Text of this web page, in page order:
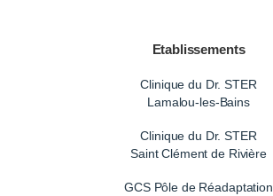
Etablissements
Clinique du Dr. STER
Lamalou-les-Bains
Clinique du Dr. STER
Saint Clément de Rivière
GCS Pôle de Réadaptation